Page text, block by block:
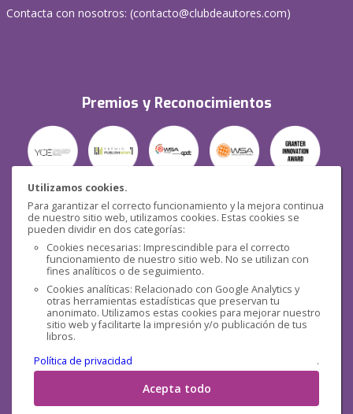
Utilizamos cookies.
Para garantizar el correcto funcionamiento y la mejora continua
de nuestro sitio web, utilizamos cookies. Estas cookies se
pueden dividir en dos categorías:
Cookies necesarias: Imprescindible para el correcto
funcionamiento de nuestro sitio web. No se utilizan con
fines analíticos o de seguimiento.
Cookies analíticas: Relacionado con Google Analytics y
otras herramientas estadísticas que preservan tu
anonimato. Utilizamos estas cookies para mejorar nuestro
sitio web y facilitarte la impresión y/o publicación de tus
libros.
Política de privacidad
.
Acepta todo
Contacta con nosotros: (contacto@clubdeautores.com)
Premios y Reconocimientos
Seguridad
Redes sociales